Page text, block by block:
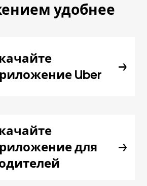
удобнее
Uber
для